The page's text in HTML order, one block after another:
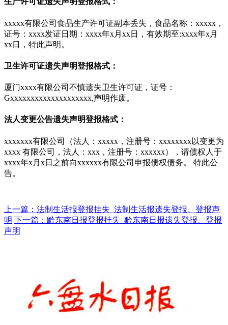
xxxxx有限公司食品生产许可证副本丢失，食品名称：xxxxx，
证号：xxxx发证日期：xxxx年x月xx日，有效期至:xxxx年x月
xx日，特此声明。
卫生许可证遗失声明登报格式：
厦门xxxx有限公司不慎遗失卫生许可证，证号：
Gxxxxxxxxxxxxxxxxxxxx,声明作废。
法人变更公告遗失声明登报格式：
xxxxxxx有限公司（法人：xxxxx，注册号：xxxxxxxx以变更为
xxxx 有限公司，法人：xxx，注册号：xxxxxx），请债权人于
xxxx年x月x日之前向xxxxxx有限公司申报债权债务。 特此公
告。
上一篇：法制生活报登报挂失_法制生活报遗失登报、登报声
明 下一篇：黔东南日报登报挂失_黔东南日报遗失登报、登报
声明